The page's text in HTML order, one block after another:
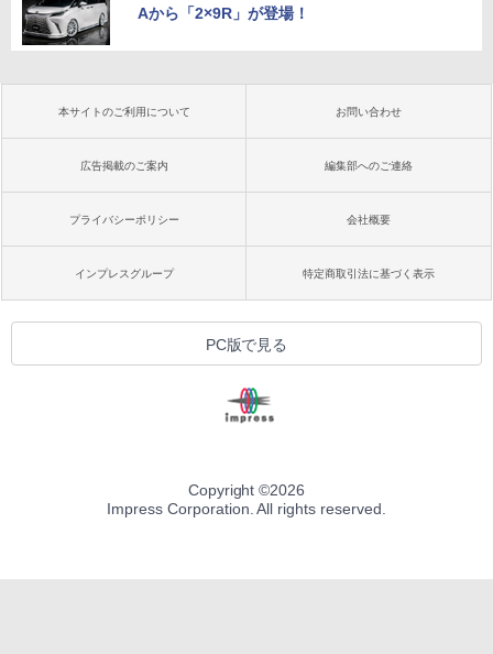
Aから「2×9R」が登場！
本サイトのご利用について お問い合わせ
広告掲載のご案内 編集部へのご連絡
プライバシーポリシー 会社概要
インプレスグループ 特定商取引法に基づく表示
PC版で見る
Copyright ©2026
Impress Corporation. All rights reserved.